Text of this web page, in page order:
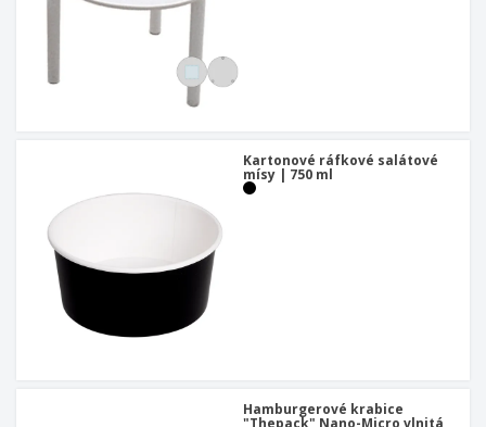
Kartonové ráfkové salátové
mísy | 750 ml
Hamburgerové krabice